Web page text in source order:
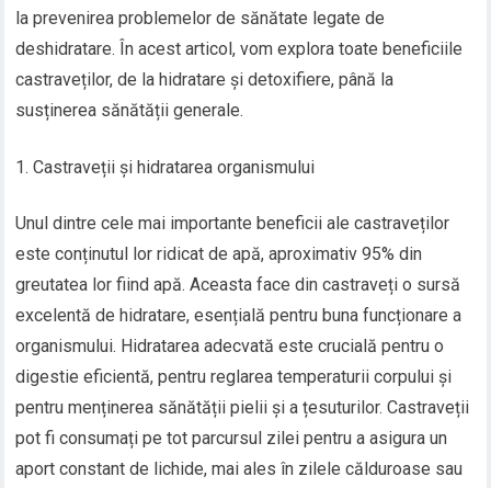
la prevenirea problemelor de sănătate legate de
deshidratare. În acest articol, vom explora toate beneficiile
castraveților, de la hidratare și detoxifiere, până la
susținerea sănătății generale.
Castraveții și hidratarea organismului
Unul dintre cele mai importante beneficii ale castraveților
este conținutul lor ridicat de apă, aproximativ 95% din
greutatea lor fiind apă. Aceasta face din castraveți o sursă
excelentă de hidratare, esențială pentru buna funcționare a
organismului. Hidratarea adecvată este crucială pentru o
digestie eficientă, pentru reglarea temperaturii corpului și
pentru menținerea sănătății pielii și a țesuturilor. Castraveții
pot fi consumați pe tot parcursul zilei pentru a asigura un
aport constant de lichide, mai ales în zilele călduroase sau